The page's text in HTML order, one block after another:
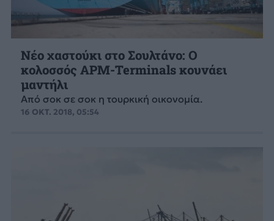
Νέο χαστούκι στο Σουλτάνο: Ο
κολοσσός ΑΡΜ-Terminals κουνάει
μαντήλι
Από σοκ σε σοκ η τουρκική οικονομία.
16 ΟΚΤ. 2018, 05:54